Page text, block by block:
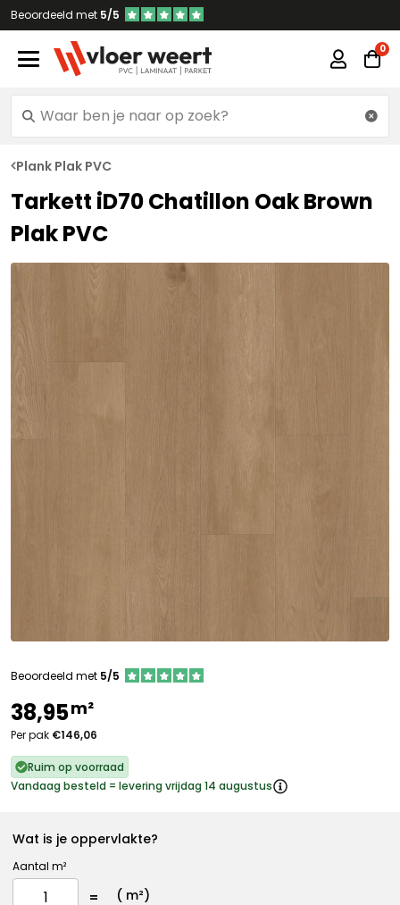
Beoordeeld met 5/5
Plank Plak PVC
Tarkett iD70 Chatillon Oak Brown
Plak PVC
Beoordeeld met 5/5
38,95m²
Per pak €146,06
Ruim op voorraad
Vandaag besteld = levering vrijdag 14 augustus
Wat is je oppervlakte?
Aantal m²
( m²)